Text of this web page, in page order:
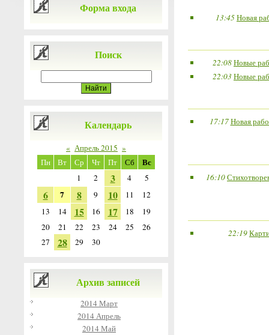
Форма входа
Поиск
Календарь
« Апрель 2015 »
Пн
Вт Ср Чт Пт Сб Вс
1 2 3 4 5
6 7 8 9 10 11
12
13
14 15 16 17 18
19
20
21 22 23 24 25
26
27
28 29 30
Архив записей
2014 Март
2014 Апрель
2014 Май
13:45Новая
22:08Новые
22:03Новые
17:17Новая
16:10
22:19